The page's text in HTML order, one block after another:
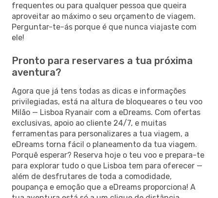
frequentes ou para qualquer pessoa que queira
aproveitar ao máximo o seu orçamento de viagem.
Perguntar-te-ás porque é que nunca viajaste com
ele!
Pronto para reservares a tua próxima
aventura?
Agora que já tens todas as dicas e informações
privilegiadas, está na altura de bloqueares o teu voo
Milão — Lisboa Ryanair com a eDreams. Com ofertas
exclusivas, apoio ao cliente 24/7, e muitas
ferramentas para personalizares a tua viagem, a
eDreams torna fácil o planeamento da tua viagem.
Porquê esperar? Reserva hoje o teu voo e prepara-te
para explorar tudo o que Lisboa tem para oferecer —
além de desfrutares de toda a comodidade,
poupança e emoção que a eDreams proporciona! A